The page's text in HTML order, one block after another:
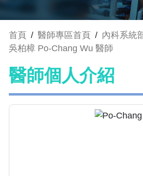
首頁 / 醫師專區首頁 / 內科系統
吳柏樟 Po-Chang Wu 醫師
醫師個人介紹